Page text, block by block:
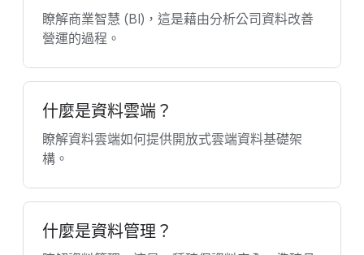
瞭解商業智慧 (BI)，這是藉由分析公司資料改善
營運的過程。
什麼是資料雲端？
瞭解資料雲端如何提供開放式雲端資料基礎架
構。
什麼是資料管理？